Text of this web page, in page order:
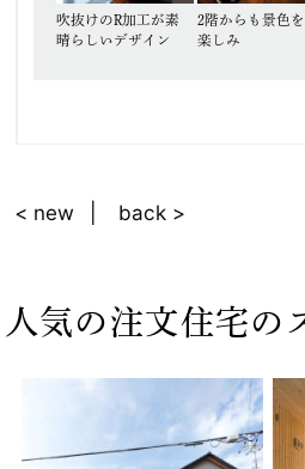
吹抜けのR加工が素
晴らしいデザイン
2階からも景色
楽しみ
< new back >
人気の注文住宅の